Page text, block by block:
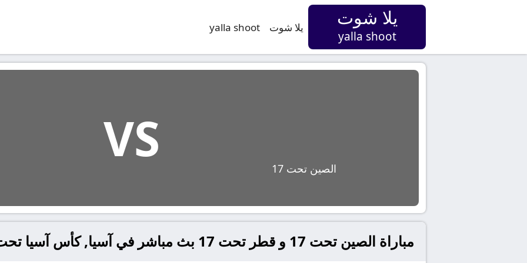
يلا شوت
yalla shoot
يلا شوت yalla shoot
الصين تحت 17 VS
مباراة الصين تحت 17 و قطر تحت 17 بث مباشر في آسيا, كأس آسيا تحت 17